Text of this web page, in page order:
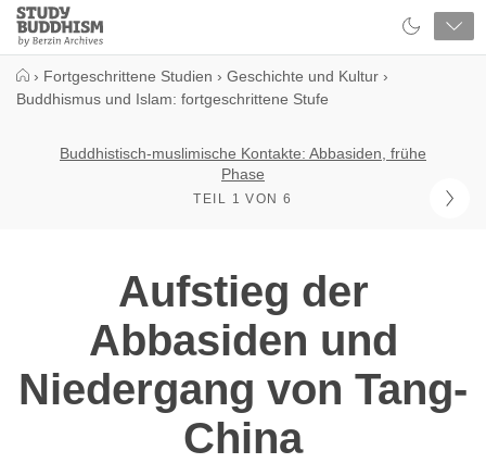
Close
Study
Buddhism
› Fortgeschrittene Studien › Geschichte und Kultur ›
Buddhismus und Islam: fortgeschrittene Stufe
Buddhistisch-muslimische Kontakte: Abbasiden, frühe
Phase
TEIL 1 VON 6
Aufstieg der
Abbasiden und
Niedergang von Tang-
China